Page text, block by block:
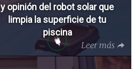
y opinión del robot solar que
limpia la superficie de tu
piscina
Leer más